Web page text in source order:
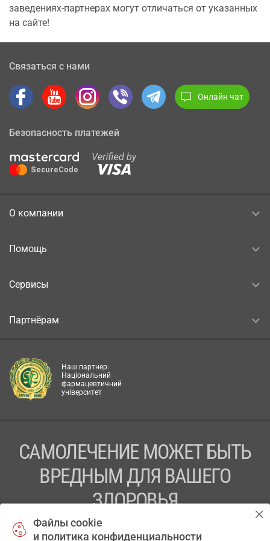
заведениях-партнерах могут отличаться от указанных
на сайте!
Связаться с нами
Онлайн чат
Безопасность платежей
О компании
Помощь
Сервисы
Партнёрам
Наш партнер:
Національний
фармацевтичний
університет
САМОЛЕЧЕНИЕ МОЖЕТ БЫТЬ
ВРЕДНЫМ ДЛЯ ВАШЕГО
ЗДОРОВЬЯ
ПЕРЕД ПРИМЕНЕНИЕМ ПРЕПАРАТА
Файлы cookie
и политика конфиденциальности